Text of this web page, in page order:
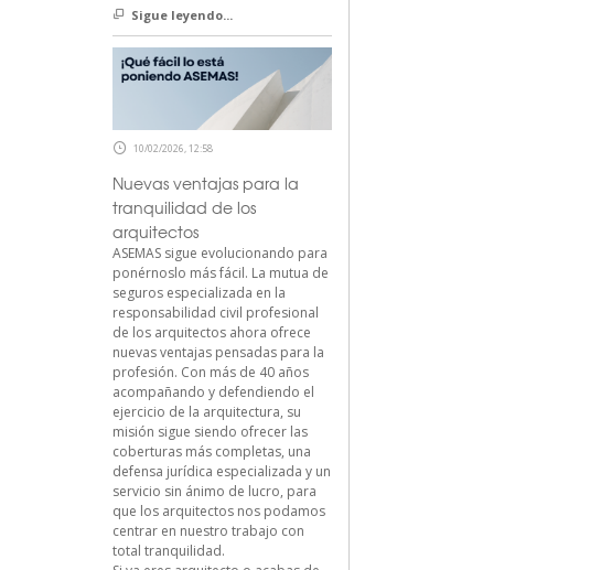
Sigue leyendo...
10/02/2026, 12:58
Nuevas ventajas para la
tranquilidad de los
arquitectos
ASEMAS sigue evolucionando para
ponérnoslo más fácil. La mutua de
seguros especializada en la
responsabilidad civil profesional
de los arquitectos ahora ofrece
nuevas ventajas pensadas para la
profesión. Con más de 40 años
acompañando y defendiendo el
ejercicio de la arquitectura, su
misión sigue siendo ofrecer las
coberturas más completas, una
defensa jurídica especializada y un
servicio sin ánimo de lucro, para
que los arquitectos nos podamos
centrar en nuestro trabajo con
total tranquilidad.